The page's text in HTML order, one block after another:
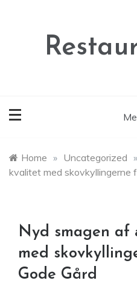
Home » Uncategorized »
kvalitet med skovkyllingerne
Nyd smagen
med
Gode Gård